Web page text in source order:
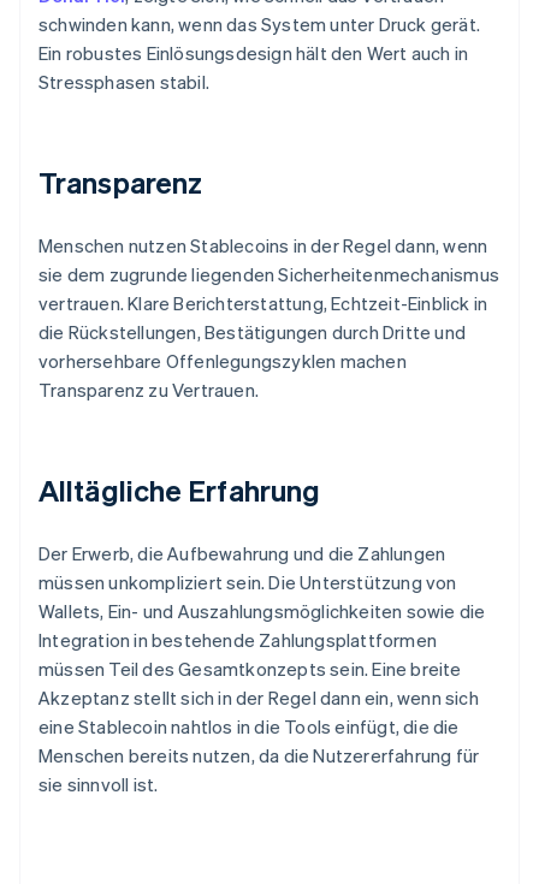
schwinden kann, wenn das System unter Druck gerät.
Ein robustes Einlösungsdesign hält den Wert auch in
Stressphasen stabil.
Transparenz
Menschen nutzen Stablecoins in der Regel dann, wenn
sie dem zugrunde liegenden Sicherheitenmechanismus
vertrauen. Klare Berichterstattung, Echtzeit-Einblick in
die Rückstellungen, Bestätigungen durch Dritte und
vorhersehbare Offenlegungszyklen machen
Transparenz zu Vertrauen.
Alltägliche Erfahrung
Der Erwerb, die Aufbewahrung und die Zahlungen
müssen unkompliziert sein. Die Unterstützung von
Wallets, Ein- und Auszahlungsmöglichkeiten sowie die
Integration in bestehende Zahlungsplattformen
müssen Teil des Gesamtkonzepts sein. Eine breite
Akzeptanz stellt sich in der Regel dann ein, wenn sich
eine Stablecoin nahtlos in die Tools einfügt, die die
Menschen bereits nutzen, da die Nutzererfahrung für
sie sinnvoll ist.